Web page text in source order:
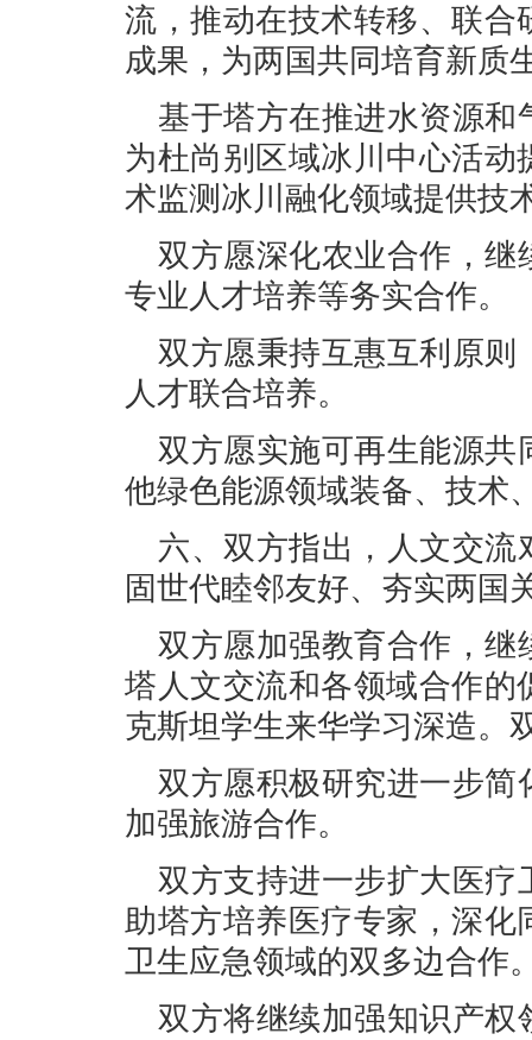
流，推动在技术转移、联
成果，为两国共同培育新质
基于塔方在推进水资源
为杜尚别区域冰川中心活
术监测冰川融化领域提供技
双方愿深化农业合作，继
专业人才培养等务实合作。
双方愿秉持互惠互利原则
人才联合培养。
双方愿实施可再生能源共
他绿色能源领域装备、技术
六、双方指出，人文交
固世代睦邻友好、夯实两国
双方愿加强教育合作，继
塔人文交流和各领域合作
克斯坦学生来华学习深造。
双方愿积极研究进一步简
加强旅游合作。
双方支持进一步扩大医疗
助塔方培养医疗专家，深
卫生应急领域的双多边合作
双方将继续加强知识产权